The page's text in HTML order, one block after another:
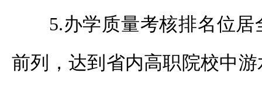
5.办学质量考核排名位
前列，达到省内高职院校中